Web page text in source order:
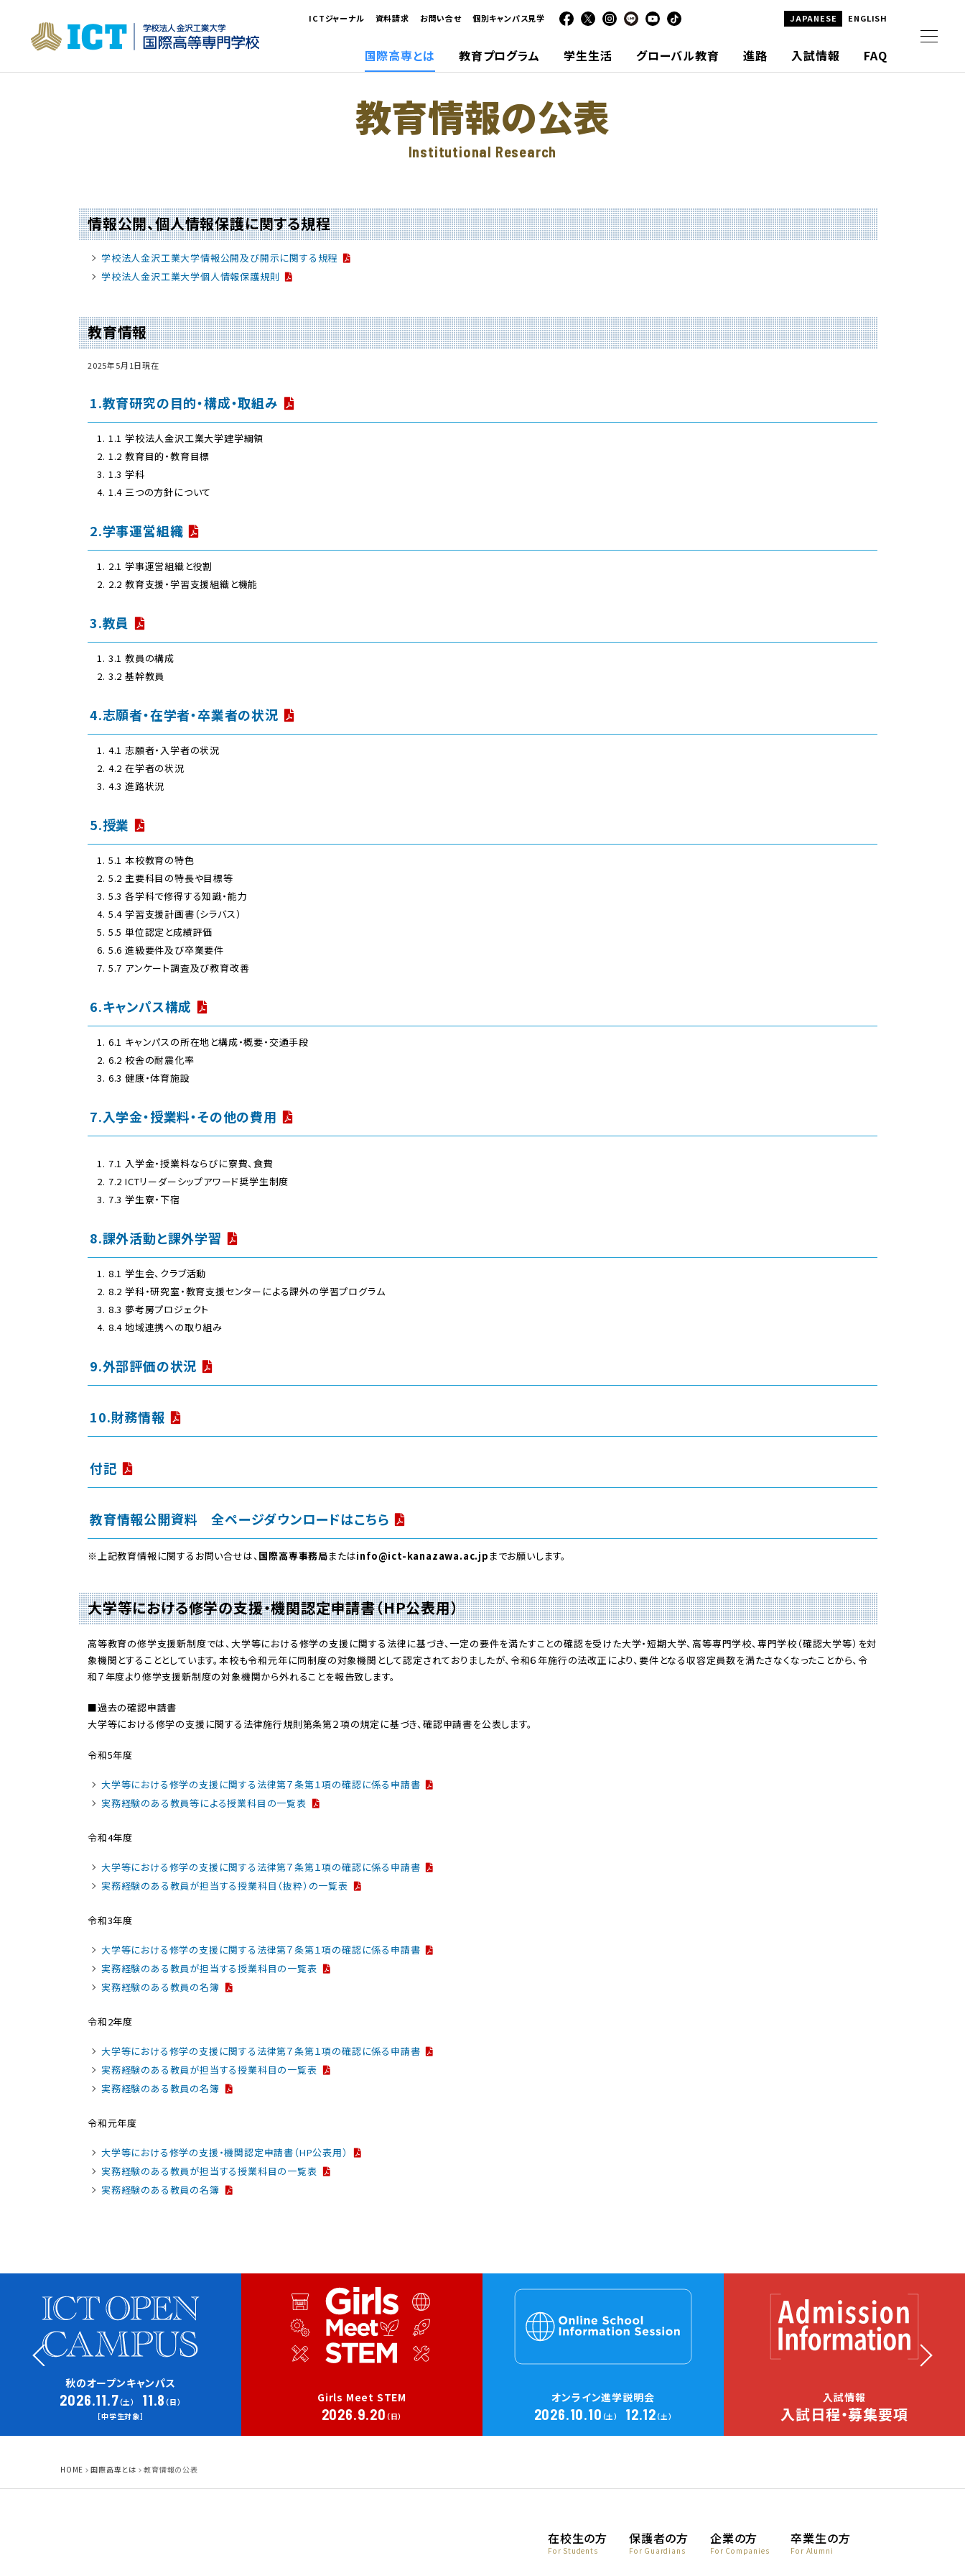
ICTジャーナル 資料請求 お問い合せ 個別キャンパス見学 JAPANESE ENGLISH
国際高専とは 教育プログラム 学生生活 グローバル教育 進路 入試情報 FAQ
教育情報の公表
Institutional Research
情報公開、個人情報保護に関する規程
学校法人金沢工業大学情報公開及び開示に関する規程
学校法人金沢工業大学個人情報保護規則
教育情報
2025年5月1日現在
1.教育研究の目的・構成・取組み
1.1 学校法人金沢工業大学建学綱領
1.2 教育目的・教育目標
1.3 学科
1.4 三つの方針について
2.学事運営組織
2.1 学事運営組織と役割
2.2 教育支援・学習支援組織と機能
3.教員
3.1 教員の構成
3.2 基幹教員
4.志願者・在学者・卒業者の状況
4.1 志願者・入学者の状況
4.2 在学者の状況
4.3 進路状況
5.授業
5.1 本校教育の特色
5.2 主要科目の特長や目標等
5.3 各学科で修得する知識・能力
5.4 学習支援計画書（シラバス）
5.5 単位認定と成績評価
5.6 進級要件及び卒業要件
5.7 アンケート調査及び教育改善
6.キャンパス構成
6.1 キャンパスの所在地と構成・概要・交通手段
6.2 校舎の耐震化率
6.3 健康・体育施設
7.入学金・授業料・その他の費用
7.1 入学金・授業料ならびに寮費、食費
7.2 ICTリーダーシップアワード奨学生制度
7.3 学生寮・下宿
8.課外活動と課外学習
8.1 学生会、クラブ活動
8.2 学科・研究室・教育支援センターによる課外の学習プログラム
8.3 夢考房プロジェクト
8.4 地域連携への取り組み
9.外部評価の状況
10.財務情報
付記
教育情報公開資料 全ページダウンロードはこちら
※上記教育情報に関するお問い合せは、 国際高専事務局またはinfo@ict-kanazawa.ac.jp までお願いします。
大学等における修学の支援・機関認定申請書（HP公表用）
高等教育の修学支援新制度では、大学等における修学の支援に関する法律に基づき、一定の要件を満たすことの確認を受けた大学・短期大学、高等専門学校、専門学校（確認大学等）を対
象機関とすることとしています。本校も令和元年に同制度の対象機関として認定されておりましたが、令和６年施行の法改正により、要件となる収容定員数を満たさなくなったことから、令
和７年度より修学支援新制度の対象機関から外れることを報告致します。
■過去の確認申請書
大学等における修学の支援に関する法律施行規則第条第２項の規定に基づき、確認申請書を公表します。
令和5年度
大学等における修学の支援に関する法律第７条第１項の確認に係る申請書
実務経験のある教員等による授業科目の一覧表
令和4年度
大学等における修学の支援に関する法律第７条第１項の確認に係る申請書
実務経験のある教員が担当する授業科目（抜粋）の一覧表
令和3年度
大学等における修学の支援に関する法律第７条第１項の確認に係る申請書
実務経験のある教員が担当する授業科目の一覧表
実務経験のある教員の名簿
令和2年度
大学等における修学の支援に関する法律第７条第１項の確認に係る申請書
実務経験のある教員が担当する授業科目の一覧表
実務経験のある教員の名簿
令和元年度
大学等における修学の支援・機関認定申請書（HP公表用）
実務経験のある教員が担当する授業科目の一覧表
実務経験のある教員の名簿
秋のオープンキャンパス
2026.11.7（土） 11.8 （日）
［中学生対象］
Girls Meet STEM
2026.9.20 （日）
オンライン進学説明会
2026.10.10 （土） 12.12（土）
入試情報
入試日程・募集要項
HOME 国際高専とは 教育情報の公表
For Students
在校生の方
For Guardians
保護者の方
For Companies
企業の方
For Alumni
卒業生の方